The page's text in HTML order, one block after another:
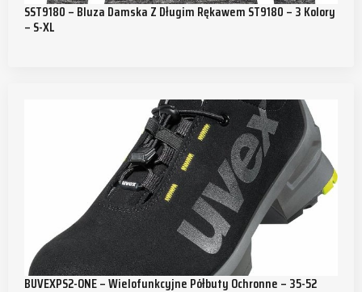
SST9180 – Bluza Damska Z Długim Rękawem ST9180 – 3 Kolory
– S-XL
BUVEXPS2-ONE – Wielofunkcyjne Półbuty Ochronne – 35-52